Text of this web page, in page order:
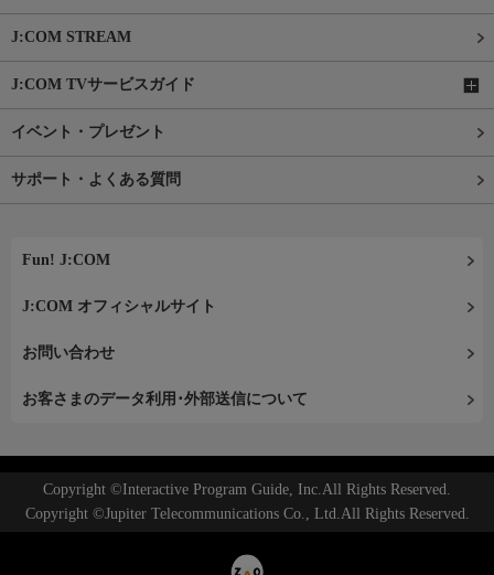
J:COM STREAM
J:COM TVサービスガイド
イベント・プレゼント
サポート・よくある質問
Fun! J:COM
J:COM オフィシャルサイト
お問い合わせ
お客さまのデータ利用･外部送信について
Copyright ©Interactive Program Guide, Inc.All Rights Reserved.
Copyright ©Jupiter Telecommunications Co., Ltd.All Rights Reserved.